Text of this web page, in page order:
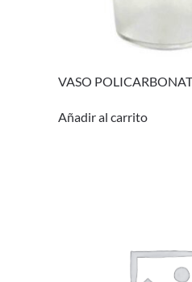
VASO
Añadir al carrito